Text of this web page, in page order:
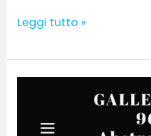
Leggi tutto »
virtual